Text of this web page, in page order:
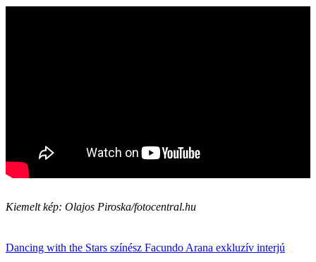
Kiemelt kép: Olajos Piroska/fotocentral.hu
Dancing with the Stars színész Facundo Arana exkluzív interjú